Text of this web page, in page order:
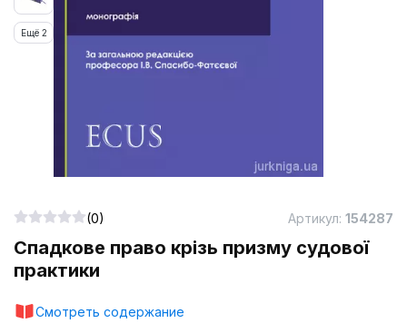
Спадкове право крізь призму судової
практики
Смотреть содержание
(0) Артикул: 154287
Ещё 2